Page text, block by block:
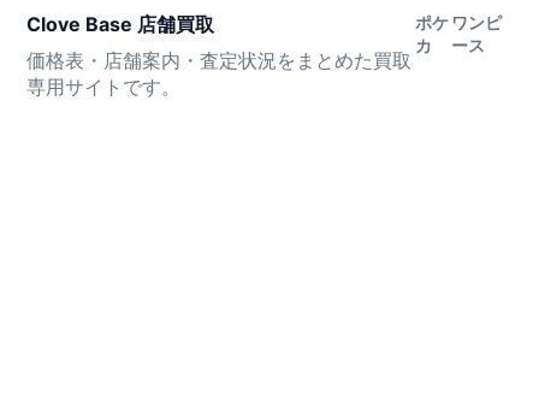
Clove Base 店舗買取
価格表・店舗案内・査定状況をまとめた買取
専用サイトです。
ポケ
カ
ワンピ
ース